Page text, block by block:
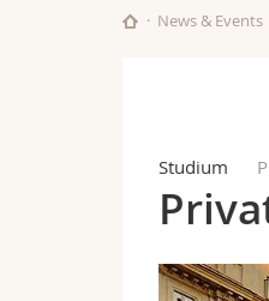
News & Events
Studium